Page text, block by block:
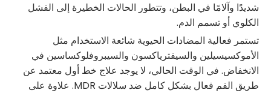
شديدًا وآلامًا في البطن، وتتطور الحالات الخطيرة إلى الفشل
الكلوي أو تسمم الدم.
تستمر فعالية المضادات الحيوية شائعة الاستخدام مثل
الأموكسيسيلين والسيفترياكسون والسيبروفلوكساسين في
الانخفاض. في الوقت الحالي، لا يوجد علاج خط أول معتمد عن
طريق الفم فعال بشكل كامل ضد سلالات MDR. علاوة على